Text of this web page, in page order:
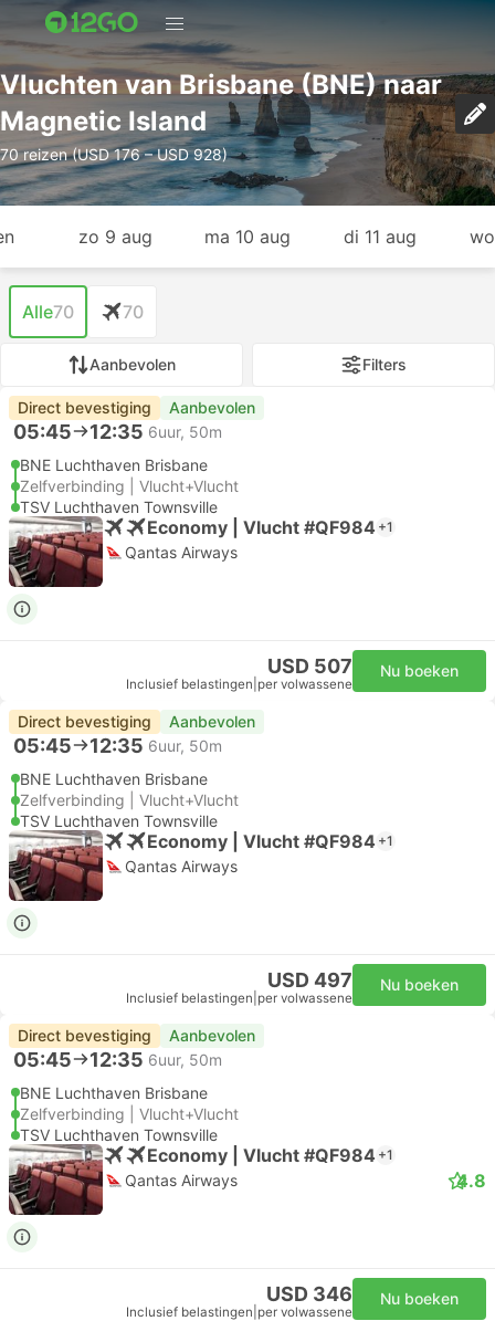
Vluchten van Brisbane (BNE) naar
Magnetic Island
70 reizen (USD 176 – USD 928)
zo 9 aug ma 10 aug di 11 aug
Alle70 70
Aanbevolen Filters
Direct bevestiging Aanbevolen
05:45 12:35 6uur, 50m
BNE Luchthaven Brisbane
Zelfverbinding | Vlucht+Vlucht
TSV Luchthaven Townsville
Economy | Vlucht #QF984 +1
Qantas Airways
USD 507
Inclusief belastingen per volwassene
Nu boeken
Direct bevestiging Aanbevolen
05:45 12:35 6uur, 50m
BNE Luchthaven Brisbane
Zelfverbinding | Vlucht+Vlucht
TSV Luchthaven Townsville
Economy | Vlucht #QF984 +1
Qantas Airways
USD 497
Inclusief belastingen per volwassene
Nu boeken
Direct bevestiging Aanbevolen
05:45 12:35 6uur, 50m
BNE Luchthaven Brisbane
Zelfverbinding | Vlucht+Vlucht
TSV Luchthaven Townsville
Economy | Vlucht #QF984 +1
Qantas Airways 4.8
USD 346
Inclusief belastingen per volwassene
Nu boeken